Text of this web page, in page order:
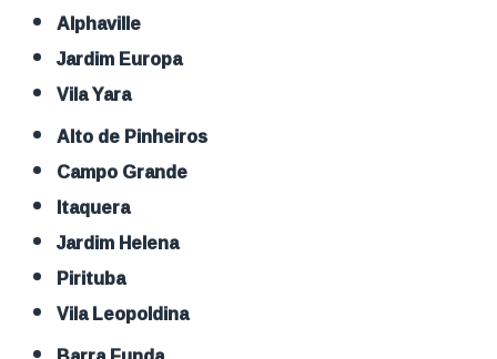
Alphaville
Jardim Europa
Vila Yara
Alto de Pinheiros
Campo Grande
Itaquera
Jardim Helena
Pirituba
Vila Leopoldina